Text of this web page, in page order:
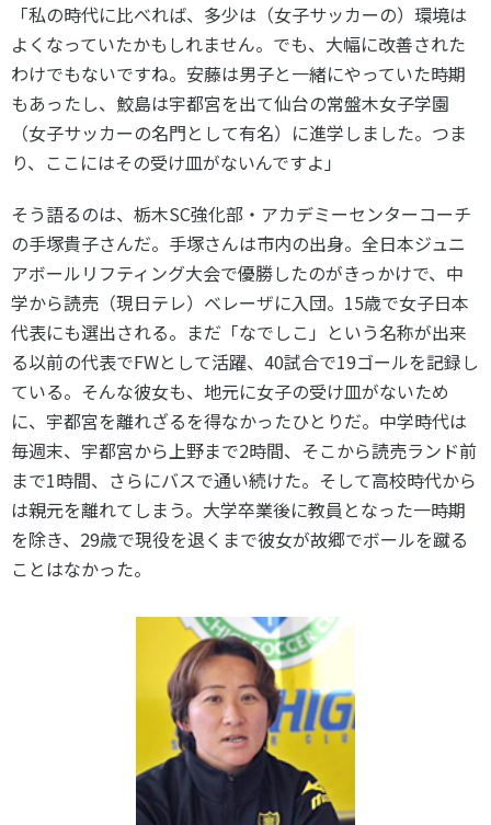
SPORT POLICY INCUBATOR ―スポーツ政策の『卵』 ―
Sport Topics
スポーツ 歴史の検証
スポーツ辞典
SSF BOOKS
「私の時代に比べれば、多少は（女子サッカーの）環境は
よくなっていたかもしれません。でも、大幅に改善された
わけでもないですね。安藤は男子と一緒にやっていた時期
もあったし、鮫島は宇都宮を出て仙台の常盤木女子学園
（女子サッカーの名門として有名）に進学しました。つま
り、ここにはその受け皿がないんですよ」
そう語るのは、栃木SC強化部・アカデミーセンターコーチ
の手塚貴子さんだ。手塚さんは市内の出身。全日本ジュニ
アボールリフティング大会で優勝したのがきっかけで、中
学から読売（現日テレ）ベレーザに入団。15歳で女子日本
代表にも選出される。まだ「なでしこ」という名称が出来
る以前の代表でFWとして活躍、40試合で19ゴールを記録し
ている。そんな彼女も、地元に女子の受け皿がないため
に、宇都宮を離れざるを得なかったひとりだ。中学時代は
毎週末、宇都宮から上野まで2時間、そこから読売ランド前
まで1時間、さらにバスで通い続けた。そして高校時代から
は親元を離れてしまう。大学卒業後に教員となった一時期
を除き、29歳で現役を退くまで彼女が故郷でボールを蹴る
ことはなかった。